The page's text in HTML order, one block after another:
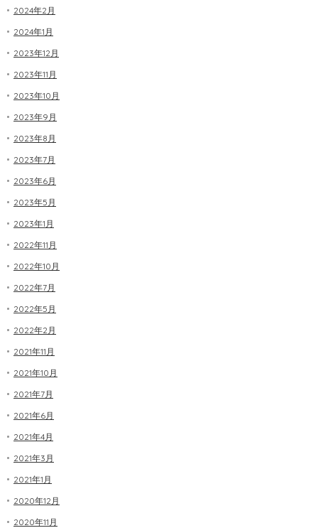
2024年2月
2024年1月
2023年12月
2023年11月
2023年10月
2023年9月
2023年8月
2023年7月
2023年6月
2023年5月
2023年1月
2022年11月
2022年10月
2022年7月
2022年5月
2022年2月
2021年11月
2021年10月
2021年7月
2021年6月
2021年4月
2021年3月
2021年1月
2020年12月
2020年11月